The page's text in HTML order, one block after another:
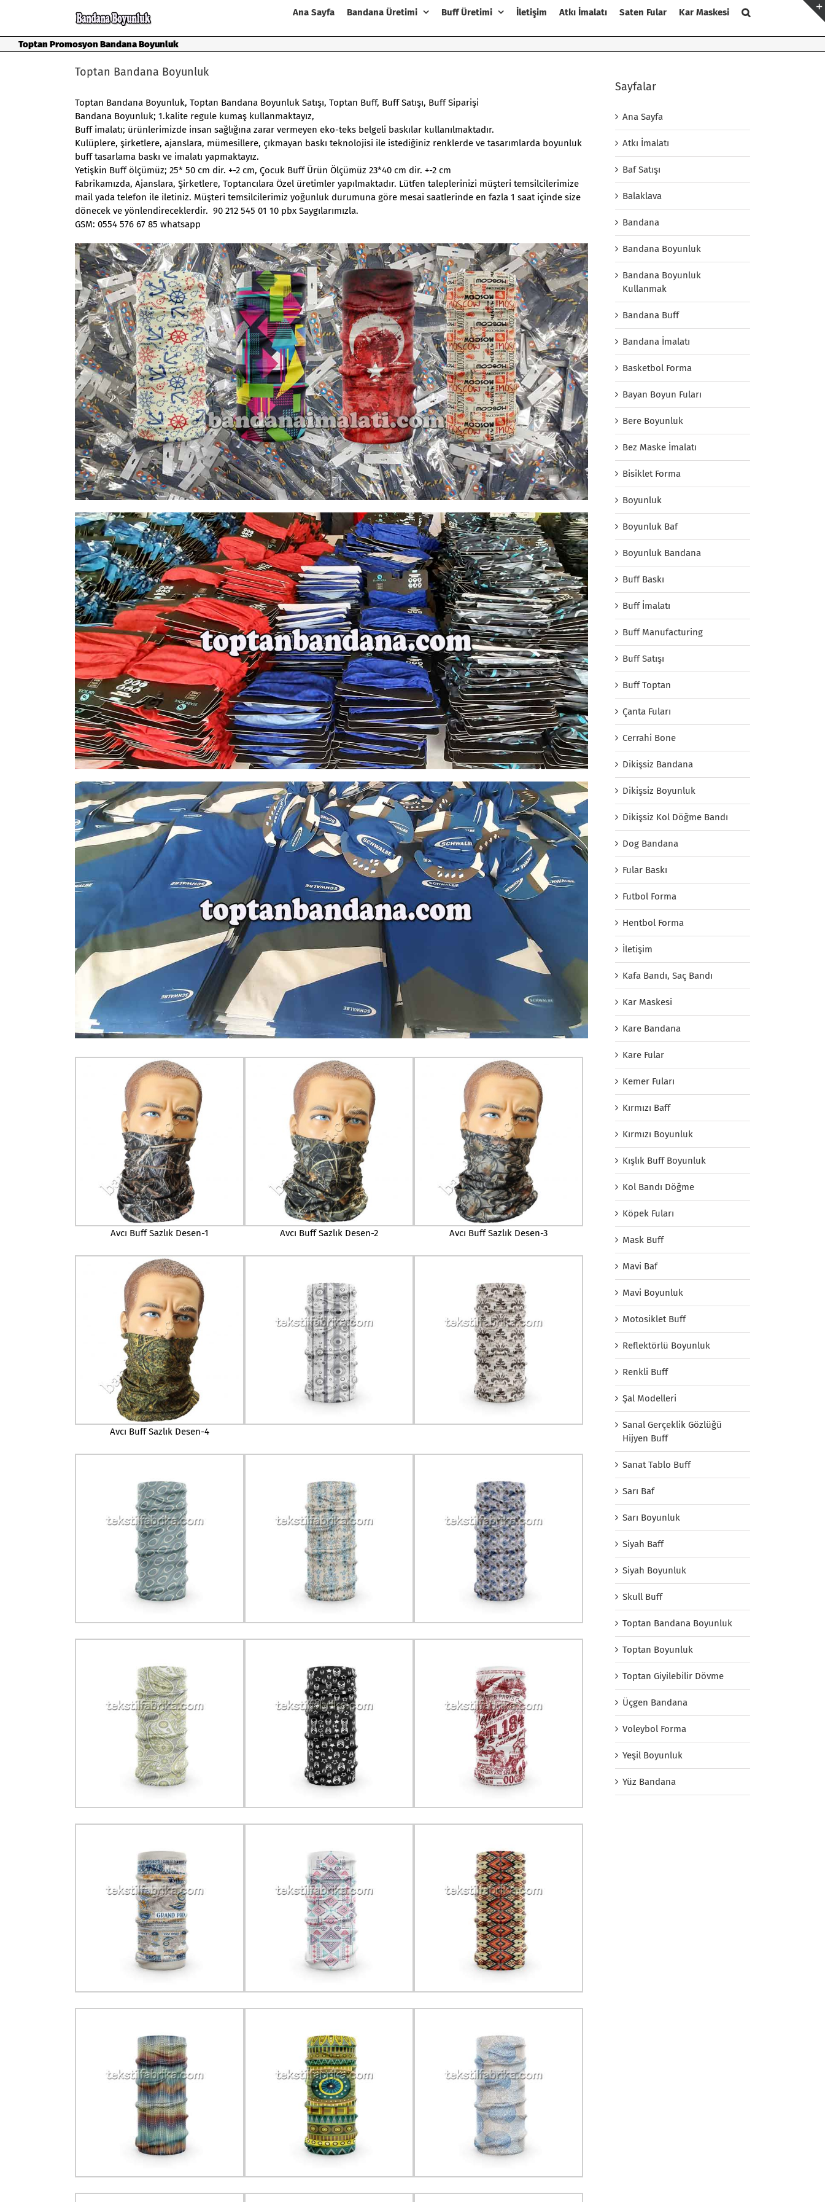
Ana Sayfa Bandana Üretimi Buff Üretimi İletişim Atkı İmalatı Saten Fular Kar Maskesi
Toptan Promosyon Bandana Boyunluk
Toptan Bandana Boyunluk
Toptan Bandana Boyunluk, Toptan Bandana Boyunluk Satışı, Toptan Buff, Buff Satışı, Buff Siparişi
Bandana Boyunluk; 1.kalite regule kumaş kullanmaktayız,
Buff imalatı; ürünlerimizde insan sağlığına zarar vermeyen eko-teks belgeli baskılar kullanılmaktadır.
Kulüplere, şirketlere, ajanslara, mümesillere, çıkmayan baskı teknolojisi ile istediğiniz renklerde ve tasarımlarda boyunluk
buff tasarlama baskı ve imalatı yapmaktayız.
Yetişkin Buff ölçümüz; 25* 50 cm dir. +-2 cm, Çocuk Buff Ürün Ölçümüz 23*40 cm dir. +-2 cm
Fabrikamızda, Ajanslara, Şirketlere, Toptancılara Özel üretimler yapılmaktadır. Lütfen taleplerinizi müşteri temsilcilerimize
mail yada telefon ile iletiniz. Müşteri temsilcilerimiz yoğunluk durumuna göre mesai saatlerinde en fazla 1 saat içinde size
dönecek ve yönlendireceklerdir. 90 212 545 01 10 pbx Saygılarımızla.
GSM: 0554 576 67 85 whatsapp
Avcı Buff Sazlık Desen-1 Avcı Buff Sazlık Desen-2 Avcı Buff Sazlık Desen-3
Avcı Buff Sazlık Desen-4
Sayfalar
Ana Sayfa
Atkı İmalatı
Baf Satışı
Balaklava
Bandana
Bandana Boyunluk
Bandana Boyunluk
Kullanmak
Bandana Buff
Bandana İmalatı
Basketbol Forma
Bayan Boyun Fuları
Bere Boyunluk
Bez Maske İmalatı
Bisiklet Forma
Boyunluk
Boyunluk Baf
Boyunluk Bandana
Buff Baskı
Buff İmalatı
Buff Manufacturing
Buff Satışı
Buff Toptan
Çanta Fuları
Cerrahi Bone
Dikişsiz Bandana
Dikişsiz Boyunluk
Dikişsiz Kol Döğme Bandı
Dog Bandana
Fular Baskı
Futbol Forma
Hentbol Forma
İletişim
Kafa Bandı, Saç Bandı
Kar Maskesi
Kare Bandana
Kare Fular
Kemer Fuları
Kırmızı Baff
Kırmızı Boyunluk
Kışlık Buff Boyunluk
Kol Bandı Döğme
Köpek Fuları
Mask Buff
Mavi Baf
Mavi Boyunluk
Motosiklet Buff
Reflektörlü Boyunluk
Renkli Buff
Şal Modelleri
Sanal Gerçeklik Gözlüğü
Hijyen Buff
Sanat Tablo Buff
Sarı Baf
Sarı Boyunluk
Siyah Baff
Siyah Boyunluk
Skull Buff
Toptan Bandana Boyunluk
Toptan Boyunluk
Toptan Giyilebilir Dövme
Üçgen Bandana
Voleybol Forma
Yeşil Boyunluk
Yüz Bandana